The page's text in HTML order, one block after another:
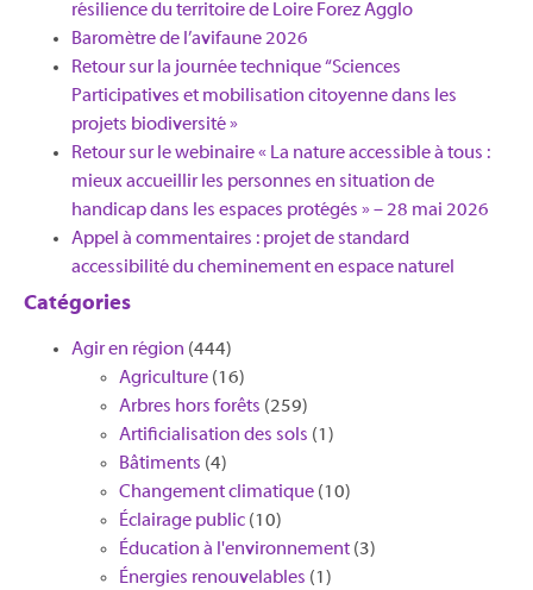
résilience du territoire de Loire Forez Agglo​
Baromètre de l’avifaune 2026
Retour sur la journée technique “Sciences
Participatives et mobilisation citoyenne dans les
projets biodiversité »
Retour sur le webinaire « La nature accessible à tous :
mieux accueillir les personnes en situation de
handicap dans les espaces protégés » – 28 mai 2026
Appel à commentaires : projet de standard
accessibilité du cheminement en espace naturel
Catégories
Agir en région (444)
Agriculture (16)
Arbres hors forêts (259)
Artificialisation des sols (1)
Bâtiments (4)
Changement climatique (10)
Éclairage public (10)
Éducation à l'environnement (3)
Énergies renouvelables (1)